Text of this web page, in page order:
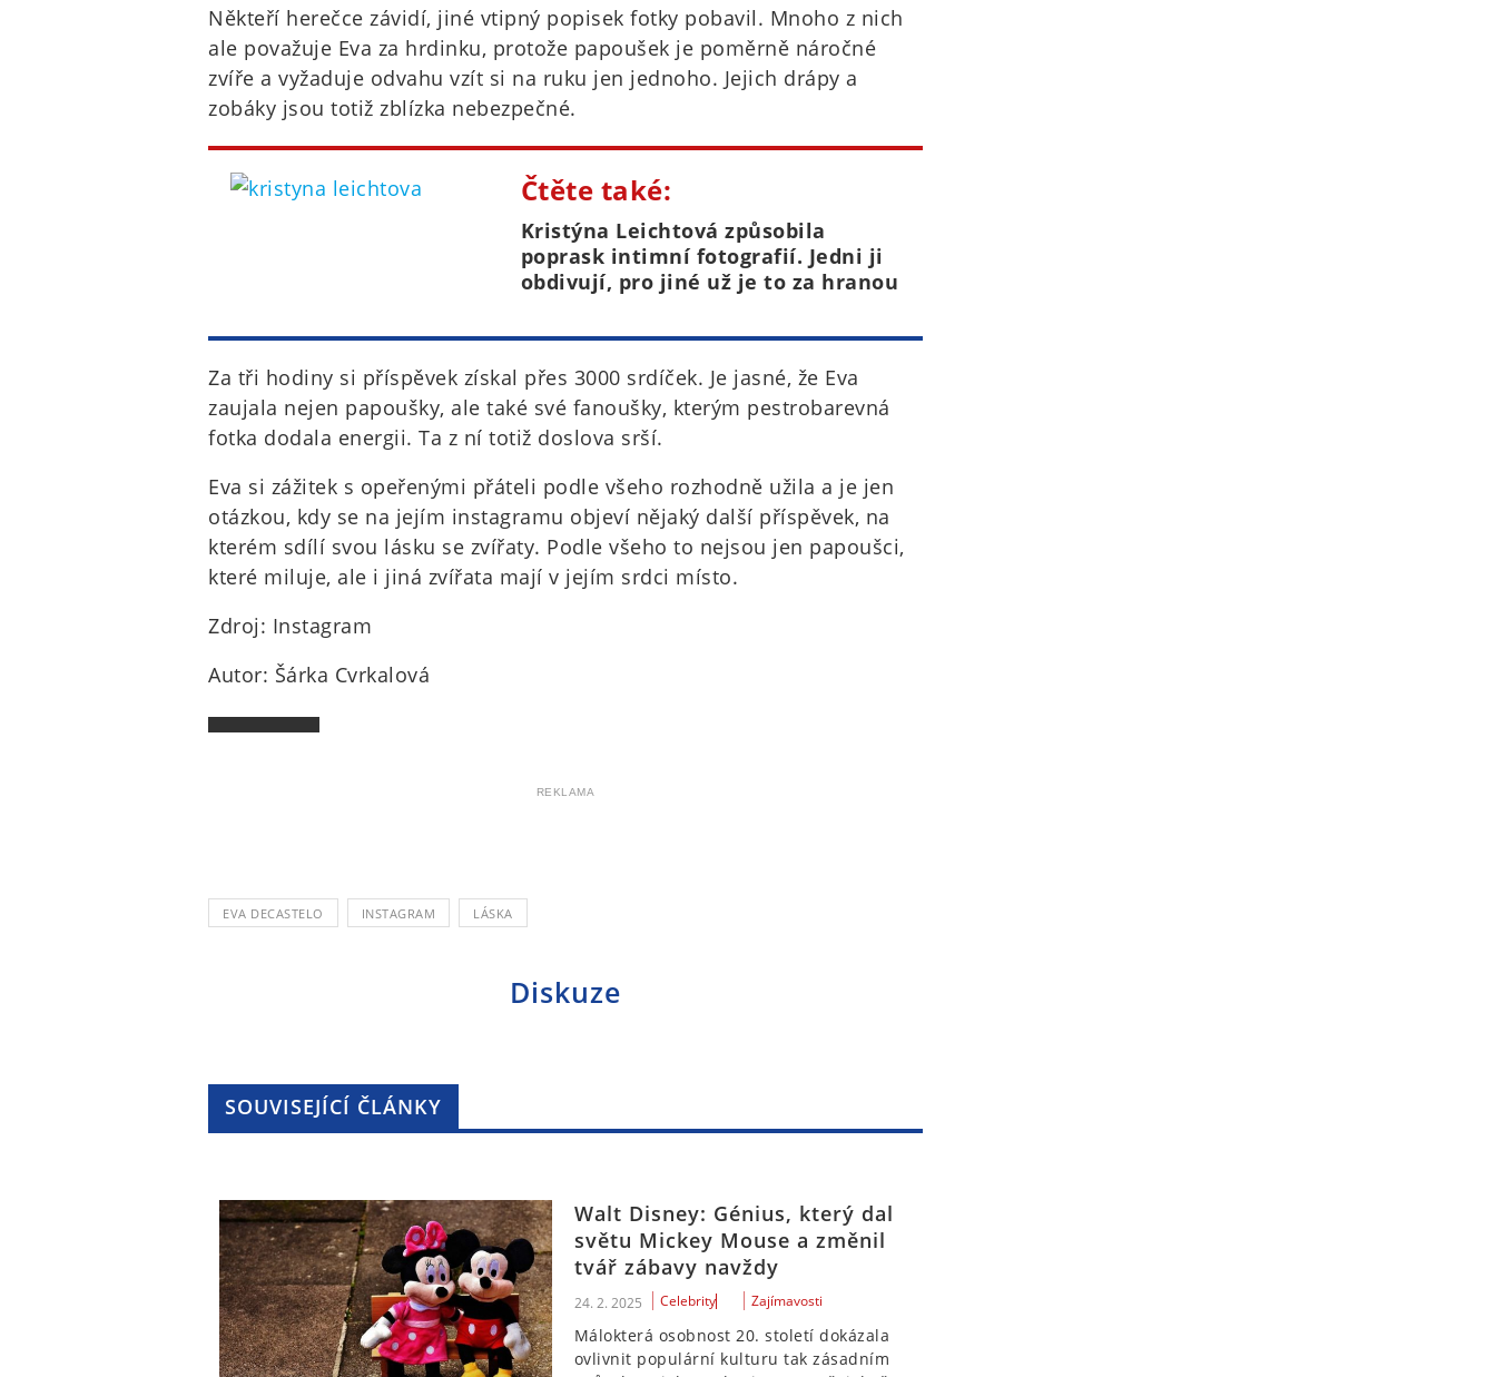
Někteří herečce závidí, jiné vtipný popisek fotky pobavil. Mnoho z nich
ale považuje Eva za hrdinku, protože papoušek je poměrně náročné
zvíře a vyžaduje odvahu vzít si na ruku jen jednoho. Jejich drápy a
zobáky jsou totiž zblízka nebezpečné.
Čtěte také:
Kristýna Leichtová způsobila
poprask intimní fotografií. Jedni ji
obdivují, pro jiné už je to za hranou
Za tři hodiny si příspěvek získal přes 3000 srdíček. Je jasné, že Eva
zaujala nejen papoušky, ale také své fanoušky, kterým pestrobarevná
fotka dodala energii. Ta z ní totiž doslova srší.
Eva si zážitek s opeřenými přáteli podle všeho rozhodně užila a je jen
otázkou, kdy se na jejím instagramu objeví nějaký další příspěvek, na
kterém sdílí svou lásku se zvířaty. Podle všeho to nejsou jen papoušci,
které miluje, ale i jiná zvířata mají v jejím srdci místo.
Zdroj: Instagram
Autor: Šárka Cvrkalová
REKLAMA
EVA DECASTELO INSTAGRAM LÁSKA
Diskuze
SOUVISEJÍCÍ ČLÁNKY
Walt Disney: Génius, který dal
světu Mickey Mouse a změnil
tvář zábavy navždy
24. 2. 2025 Celebrity Zajímavosti
Málokterá osobnost 20. století dokázala
ovlivnit populární kulturu tak zásadním